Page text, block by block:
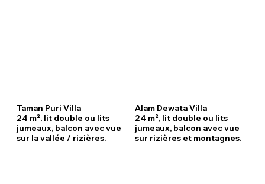
Taman Puri Villa
24 m², lit double ou lits
jumeaux, balcon avec vue
sur la vallée / rizières.
Alam Dewata Villa
24 m², lit double ou lits
jumeaux, balcon avec vue
sur rizières et montagnes.